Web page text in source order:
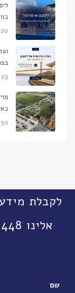
20 ביולי 2026
29 במאי 2026
30 באפריל 2026
לקבלת
שם *